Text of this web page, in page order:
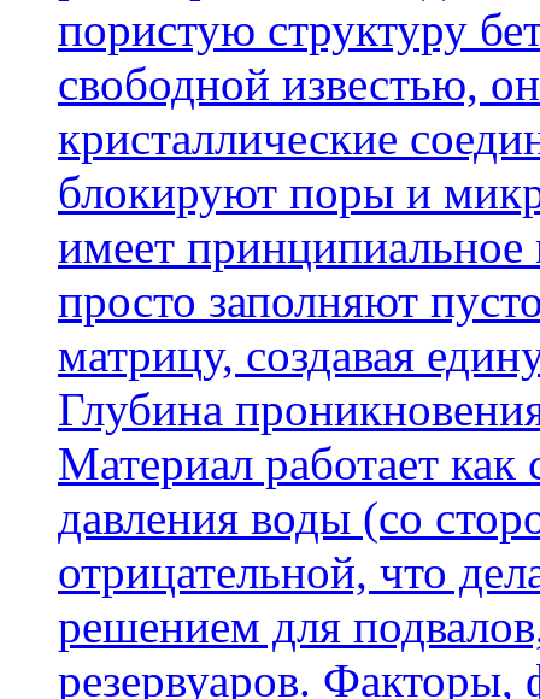
пористую структуру
свободной известью,
кристаллические
блокируют поры и
имеет
просто заполняют
матрицу, создавая
Глубина
Материал работает
давления воды (со
отрицательной, что
решением для
резервуаров.